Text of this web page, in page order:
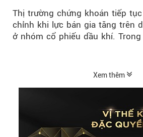
Thị trường chứng khoán tiếp
chỉnh khi lực bán gia tăng trên
ở nhóm cổ phiếu dầu khí.
Xem thêm